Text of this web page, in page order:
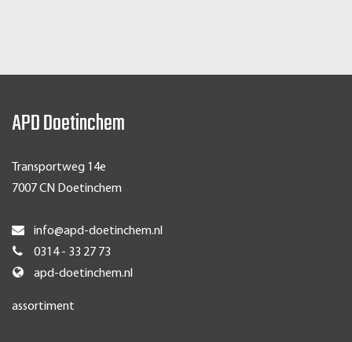
APD Doetinchem
Transportweg 14e
7007 CN Doetinchem
info@apd-doetinchem.nl
0314 - 33 27 73
apd-doetinchem.nl
assortiment